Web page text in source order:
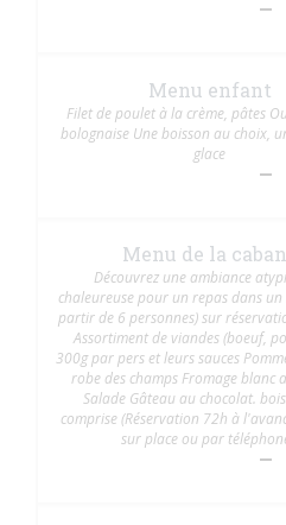
Menu enfant
Filet de poulet à la crème, pâtes
bolognaise Une boisson au choix,
glace
Menu de la
Découvrez une ambiance
chaleureuse pour un repas dans
partir de 6 personnes) sur
Assortiment de viandes (boeuf,
300g par pers et leurs sauces
robe des champs Fromage blanc
Salade Gâteau au chocolat.
comprise (Réservation 72h à
sur place ou par